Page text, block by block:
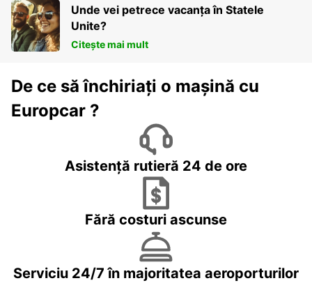
Unde vei petrece vacanța în Statele
Unite?
Citește mai mult
De ce să închiriați o mașină cu
Europcar ?
Asistență rutieră 24 de ore
Fără costuri ascunse
Serviciu 24/7 în majoritatea aeroporturilor